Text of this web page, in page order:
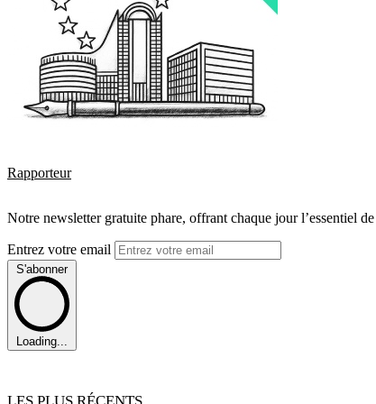
Rapporteur
Notre newsletter gratuite phare, offrant chaque jour l’essentiel
Entrez votre email
S'abonner
Loading...